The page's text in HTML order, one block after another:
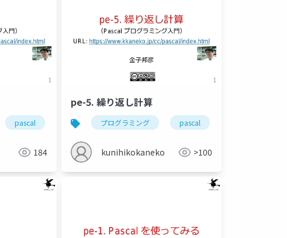
画面表示 金子邦彦研究室
pascal 配列 array
184
pe-5. 繰り返し計算
プログラミング pascal
kunihikokaneko >100